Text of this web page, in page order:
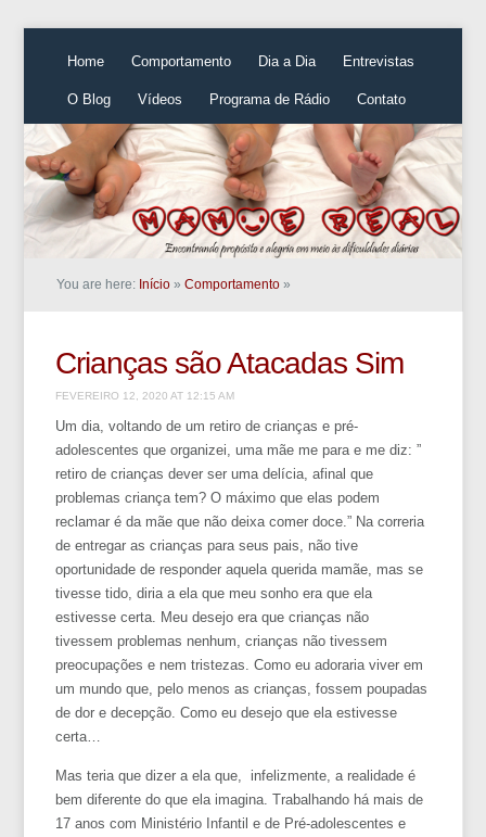
Home Comportamento Dia a Dia Entrevistas
O Blog Vídeos Programa de Rádio Contato
You are here: Início »Comportamento »
Crianças são Atacadas Sim
FEVEREIRO 12, 2020 AT 12:15 AM
Um dia, voltando de um retiro de crianças e pré-
adolescentes que organizei, uma mãe me para e me diz: ”
retiro de crianças dever ser uma delícia, afinal que
problemas criança tem? O máximo que elas podem
reclamar é da mãe que não deixa comer doce.” Na correria
de entregar as crianças para seus pais, não tive
oportunidade de responder aquela querida mamãe, mas se
tivesse tido, diria a ela que meu sonho era que ela
estivesse certa. Meu desejo era que crianças não
tivessem problemas nenhum, crianças não tivessem
preocupações e nem tristezas. Como eu adoraria viver em
um mundo que, pelo menos as crianças, fossem poupadas
de dor e decepção. Como eu desejo que ela estivesse
certa…
Mas teria que dizer a ela que, infelizmente, a realidade é
bem diferente do que ela imagina. Trabalhando há mais de
17 anos com Ministério Infantil e de Pré-adolescentes e